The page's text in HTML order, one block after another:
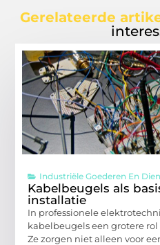
Gerelateerde
Industriële Goederen En
Kabelbeugels als
installatie
In professionele
kabelbeugels een grotere
Ze zorgen niet alleen voor